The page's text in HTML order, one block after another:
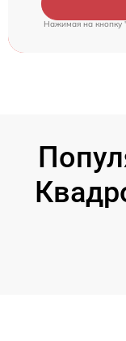
Нажимая на кнопку